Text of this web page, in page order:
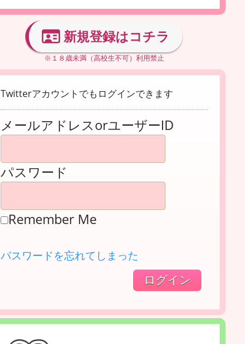
新規登録はコチラ
※１８歳未満（高校生不可）利用禁止
Twitterアカウントでもログインできます
メールアドレスorユーザーID
パスワード
Remember Me
パスワードを忘れてしまった